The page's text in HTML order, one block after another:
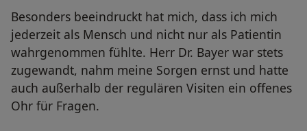
Besonders beeindruckt hat mich, dass ich mich
jederzeit als Mensch und nicht nur als Patientin
wahrgenommen fühlte. Herr Dr. Bayer war stets
zugewandt, nahm meine Sorgen ernst und hatte
auch außerhalb der regulären Visiten ein offenes
Ohr für Fragen.